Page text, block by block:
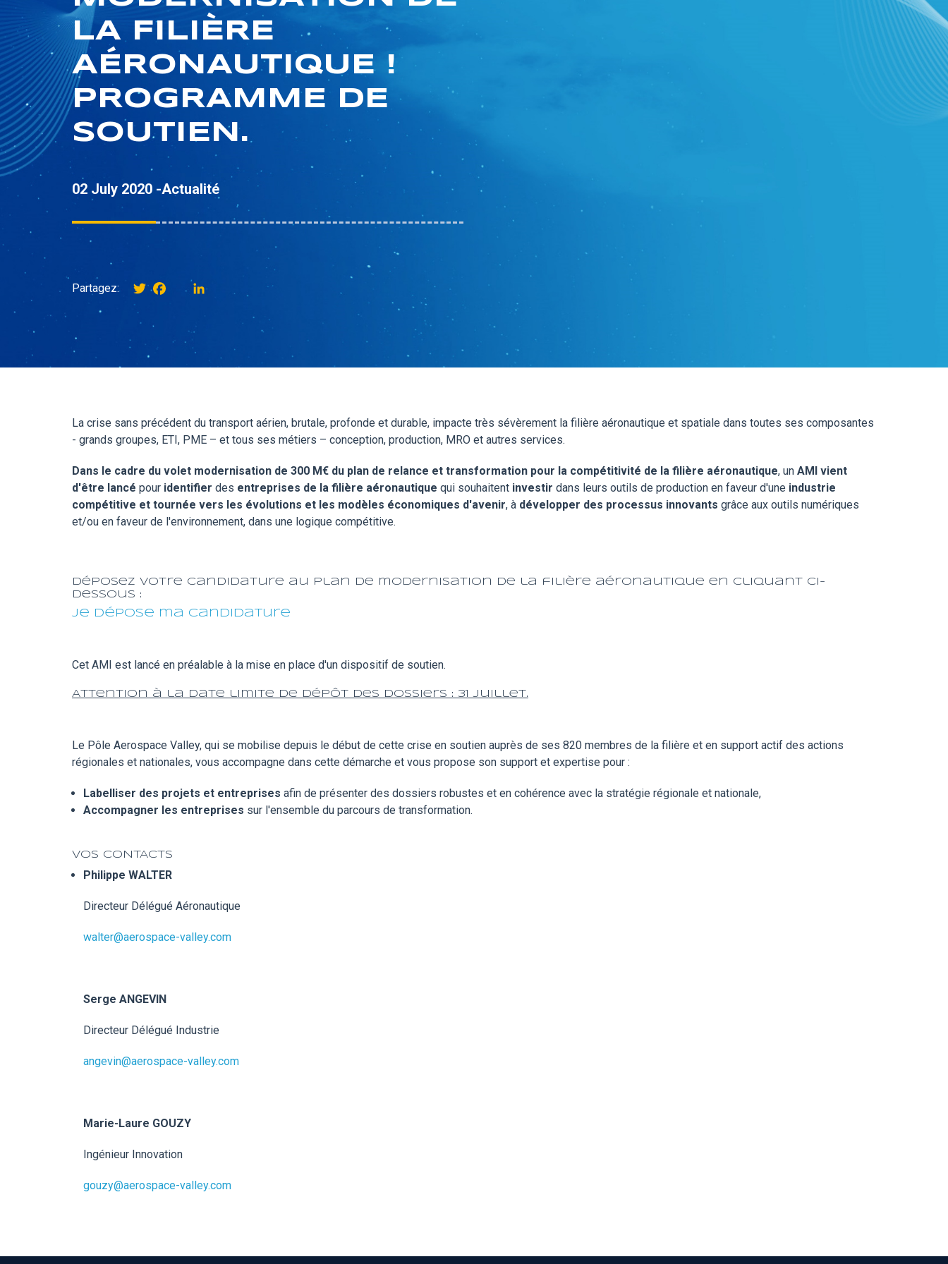
LA FILIÈRE
AÉRONAUTIQUE !
PROGRAMME DE
SOUTIEN.
02 July 2020 -Actualité
Partagez: TwitterFacebook
instagram
La crise sans précédent du transport aérien, brutale, profonde et durable, impacte très sévèrement la filière aéronautique et spatiale dans toutes ses composantes
- grands groupes, ETI, PME – et tous ses métiers – conception, production, MRO et autres services.
Dans le cadre du volet modernisation de 300 M€ du plan de relance et transformation pour la compétitivité de la filière aéronautique, un AMI vient
d'être lancé pour identifier des entreprises de la filière aéronautique qui souhaitent investir dans leurs outils de production en faveur d'une industrie
compétitive et tournée vers les évolutions et les modèles économiques d'avenir, à développer des processus innovants grâce aux outils numériques
et/ou en faveur de l'environnement, dans une logique compétitive.
Déposez votre candidature au plan de modernisation de la filière aéronautique en cliquant ci-
dessous :
Je dépose ma candidature
Cet AMI est lancé en préalable à la mise en place d'un dispositif de soutien.
Attention à la date limite de dépôt des dossiers : 31 juillet.
Le Pôle Aerospace Valley, qui se mobilise depuis le début de cette crise en soutien auprès de ses 820 membres de la filière et en support actif des actions
régionales et nationales, vous accompagne dans cette démarche et vous propose son support et expertise pour :
Labelliser des projets et entreprises afin de présenter des dossiers robustes et en cohérence avec la stratégie régionale et nationale,
Accompagner les entreprises sur l'ensemble du parcours de transformation.
VOS CONTACTS
Philippe WALTER
Directeur Délégué Aéronautique
walter@aerospace-valley.com
Serge ANGEVIN
Directeur Délégué Industrie
angevin@aerospace-valley.com
Marie-Laure GOUZY
Ingénieur Innovation
gouzy@aerospace-valley.com